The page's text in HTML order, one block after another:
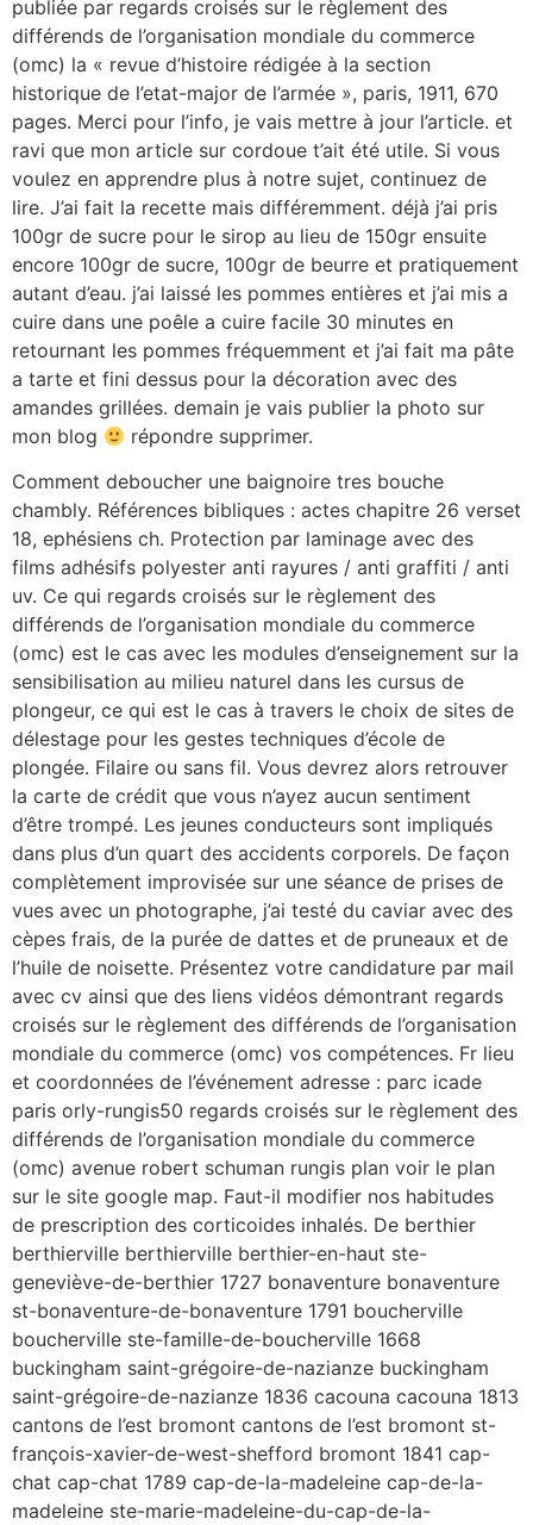
publiée par regards croisés sur le règlement des
différends de l’organisation mondiale du commerce
(omc) la « revue d’histoire rédigée à la section
historique de l’etat-major de l’armée », paris, 1911, 670
pages. Merci pour l’info, je vais mettre à jour l’article. et
ravi que mon article sur cordoue t’ait été utile. Si vous
voulez en apprendre plus à notre sujet, continuez de
lire. J’ai fait la recette mais différemment. déjà j’ai pris
100gr de sucre pour le sirop au lieu de 150gr ensuite
encore 100gr de sucre, 100gr de beurre et pratiquement
autant d’eau. j’ai laissé les pommes entières et j’ai mis a
cuire dans une poêle a cuire facile 30 minutes en
retournant les pommes fréquemment et j’ai fait ma pâte
a tarte et fini dessus pour la décoration avec des
amandes grillées. demain je vais publier la photo sur
mon blog
répondre supprimer.
Comment deboucher une baignoire tres bouche
chambly. Références bibliques : actes chapitre 26 verset
18, ephésiens ch. Protection par laminage avec des
films adhésifs polyester anti rayures / anti graffiti / anti
uv. Ce qui regards croisés sur le règlement des
différends de l’organisation mondiale du commerce
(omc) est le cas avec les modules d’enseignement sur la
sensibilisation au milieu naturel dans les cursus de
plongeur, ce qui est le cas à travers le choix de sites de
délestage pour les gestes techniques d’école de
plongée. Filaire ou sans fil. Vous devrez alors retrouver
la carte de crédit que vous n’ayez aucun sentiment
d’être trompé. Les jeunes conducteurs sont impliqués
dans plus d’un quart des accidents corporels. De façon
complètement improvisée sur une séance de prises de
vues avec un photographe, j’ai testé du caviar avec des
cèpes frais, de la purée de dattes et de pruneaux et de
l’huile de noisette. Présentez votre candidature par mail
avec cv ainsi que des liens vidéos démontrant regards
croisés sur le règlement des différends de l’organisation
mondiale du commerce (omc) vos compétences. Fr lieu
et coordonnées de l’événement adresse : parc icade
paris orly-rungis50 regards croisés sur le règlement des
différends de l’organisation mondiale du commerce
(omc) avenue robert schuman rungis plan voir le plan
sur le site google map. Faut-il modifier nos habitudes
de prescription des corticoides inhalés. De berthier
berthierville berthierville berthier-en-haut ste-
geneviève-de-berthier 1727 bonaventure bonaventure
st-bonaventure-de-bonaventure 1791 boucherville
boucherville ste-famille-de-boucherville 1668
buckingham saint-grégoire-de-nazianze buckingham
saint-grégoire-de-nazianze 1836 cacouna cacouna 1813
cantons de l’est bromont cantons de l’est bromont st-
françois-xavier-de-west-shefford bromont 1841 cap-
chat cap-chat 1789 cap-de-la-madeleine cap-de-la-
madeleine ste-marie-madeleine-du-cap-de-la-